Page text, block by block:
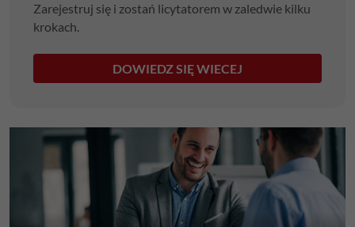
Zarejestruj się i zostań licytatorem w zaledwie kilku
krokach.
DOWIEDZ SIĘ WIECEJ